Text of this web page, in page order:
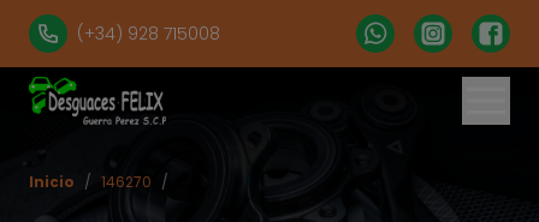
(+34) 928 715008
Inicio / 146270 /